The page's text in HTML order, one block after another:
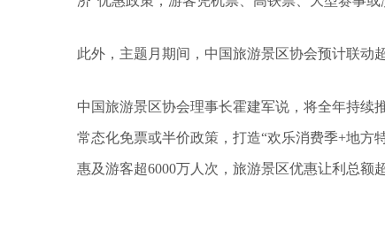
此外，主题月期间，中国旅游景区协会预计联动
中国旅游景区协会理事长霍建军说，将全年持续
常态化免票或半价政策，打造“欢乐消费季+地方
惠及游客超6000万人次，旅游景区优惠让利总额超